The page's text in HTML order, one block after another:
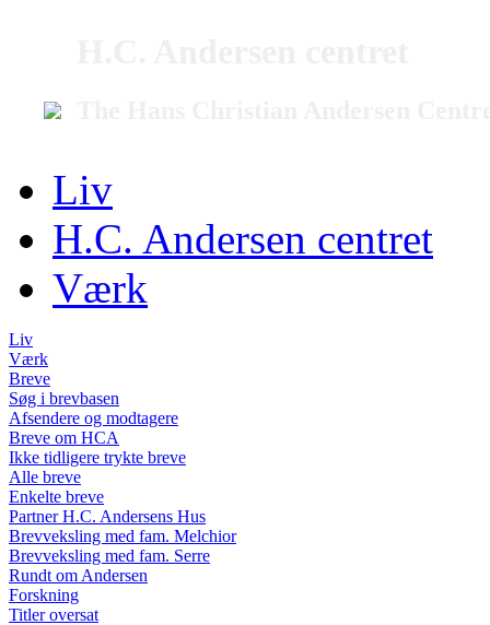
Liv
H.C. Andersen centret
Værk
Liv
Værk
Breve
Søg i brevbasen
Afsendere og modtagere
Breve om HCA
Ikke tidligere trykte breve
Alle breve
Enkelte breve
Partner H.C. Andersens Hus
Brevveksling med fam. Melchior
Brevveksling med fam. Serre
Rundt om Andersen
Forskning
Titler oversat